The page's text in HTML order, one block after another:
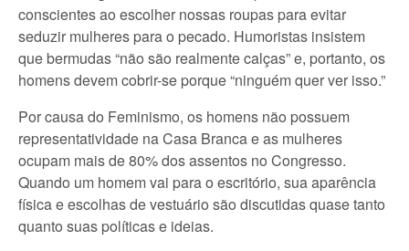
conscientes ao escolher nossas roupas para evitar
seduzir mulheres para o pecado. Humoristas insistem
que bermudas “não são realmente calças” e, portanto, os
homens devem cobrir-se porque “ninguém quer ver isso.”
Por causa do Feminismo, os homens não possuem
representatividade na Casa Branca e as mulheres
ocupam mais de 80% dos assentos no Congresso.
Quando um homem vai para o escritório, sua aparência
física e escolhas de vestuário são discutidas quase tanto
quanto suas políticas e ideias.